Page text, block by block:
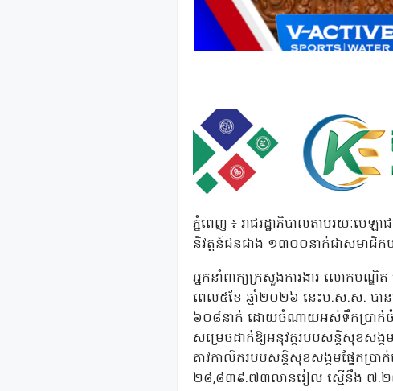
ភ្នំពេញ ៖ រាជរដ្ឋាភិបាលតាមរយៈប
និវត្តន៍ជនជាង ១៣០០នាក់ជាសមាជិក
អ្នកនាំពាក្យក្រសួងការងារ លោកបណ្
ពេល៥ខែ ឆ្នាំ២០២៦ នេះប.ស.ស. ប
៦០៨នាក់ ដោយចំណាយអស់ទឹកប្រាក់ចំនួ
សម្រេចដាក់ឱ្យអនុវត្តរបបសន្តិសុខស
តាវកាលិករបបសន្តិសុខសង្គមផែ្ន
២៨,៨៣៩.៧៣លានរៀល ស្មើនឹង ៧.២